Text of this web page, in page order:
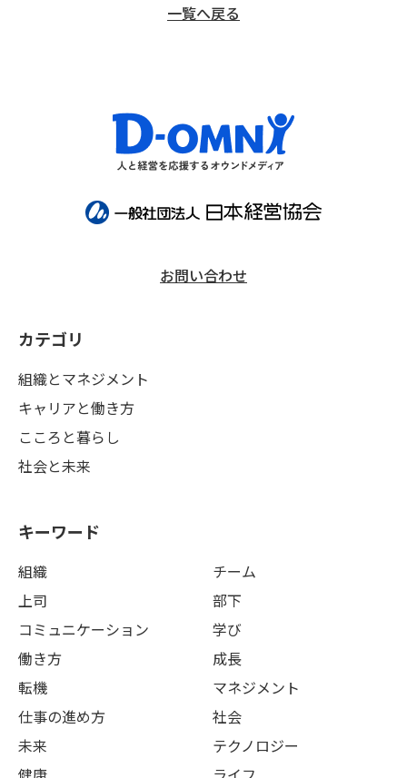
一覧へ戻る
お問い合わせ
カテゴリ
組織とマネジメント
キャリアと働き方
こころと暮らし
社会と未来
キーワード
組織
チーム
上司
部下
コミュニケーション
学び
働き方
成長
転機
マネジメント
仕事の進め方
社会
未来
テクノロジー